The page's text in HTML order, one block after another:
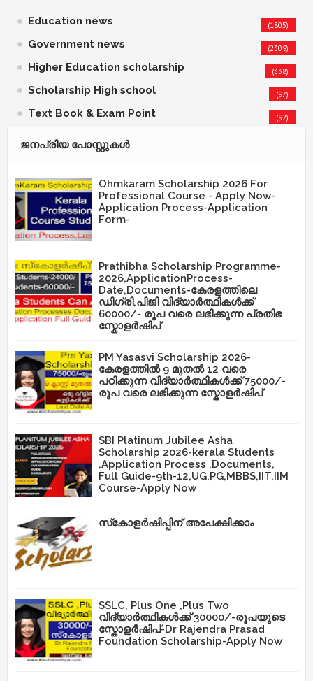
Education news (1805)
Government news (2309)
Higher Education scholarship (338)
Scholarship High school (97)
Text Book & Exam Point (92)
ജനപ്രിയ പോസ്റ്റുകള്‍‌
Ohmkaram Scholarship 2026 For
Professional Course - Apply Now-
Application Process-Application
Form-
Prathibha Scholarship Programme-
2026,ApplicationProcess-
Date,Documents-കേരളത്തിലെ
ഡിഗ്രി,പിജി വിദ്യാർത്ഥികൾക്ക്
60000/- രൂപ വരെ ലഭിക്കുന്ന പ്രതിഭ
സ്കോളർഷിപ്
PM Yasasvi Scholarship 2026-
കേരളത്തിൽ 9 മുതൽ 12 വരെ
പഠിക്കുന്ന വിദ്യാർത്ഥികൾക്ക് 75000/-
രൂപ വരെ ലഭിക്കുന്ന സ്കോളർഷിപ്
SBI Platinum Jubilee Asha
Scholarship 2026-kerala Students
,Application Process ,Documents,
Full Guide-9th-12,UG,PG,MBBS,IIT,IIM
Course-Apply Now
സ്‌കോളർഷിപ്പിന് അപേക്ഷിക്കാം
SSLC, Plus One ,Plus Two
വിദ്യാർത്ഥികൾക്ക് 30000/-രൂപയുടെ
സ്കോളർഷിപ്-Dr Rajendra Prasad
Foundation Scholarship-Apply Now